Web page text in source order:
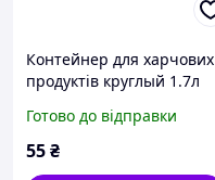
Контейнер для харчових
продуктів круглый 1.7л
Готово до відправки
55₴